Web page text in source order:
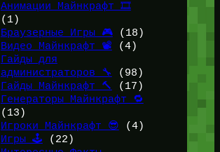
Анимации Майнкрафт 🎞️
(1)
Браузерные Игры 🎮(18)
Видео Майнкрафт 📽️ (4)
Гайды для
администраторов 🔧
(98)
Гайды Майнкрафт 🔨
(17)
Генераторы Майнкрафт 🔁
(13)
Игроки Майнкрафт 😎 (4)
Игры 🕹️ (22)